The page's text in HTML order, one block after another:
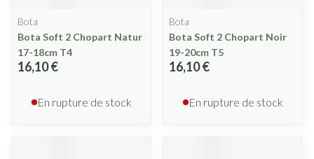
Bota
Bota Soft 2 Chopart Natur
17-18cm T4
16,10 €
En rupture de stock
Bota
Bota Soft 2 Chopart Noir
19-20cm T5
16,10 €
En rupture de stock